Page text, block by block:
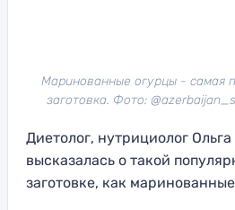
Маринованные огурцы - самая
заготовка. Фото:
Диетолог, нутрициолог
высказалась о такой
заготовке, как